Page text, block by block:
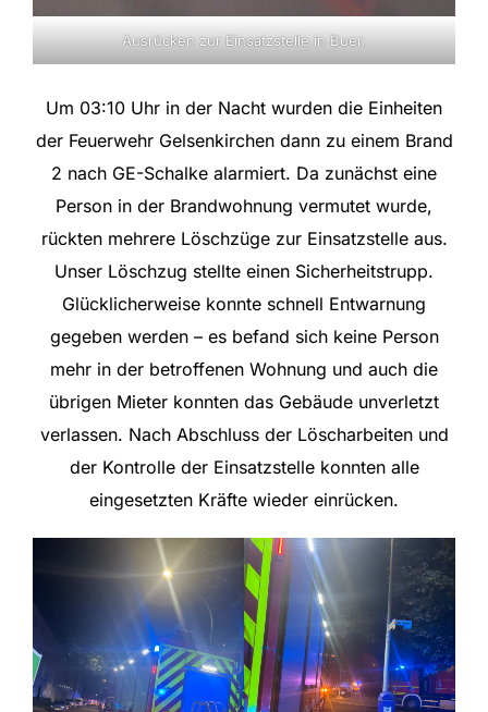
Ausrücken zur Einsatzstelle in Buer.
Um 03:10 Uhr in der Nacht wurden die Einheiten
der Feuerwehr Gelsenkirchen dann zu einem Brand
2 nach GE-Schalke alarmiert. Da zunächst eine
Person in der Brandwohnung vermutet wurde,
rückten mehrere Löschzüge zur Einsatzstelle aus.
Unser Löschzug stellte einen Sicherheitstrupp.
Glücklicherweise konnte schnell Entwarnung
gegeben werden – es befand sich keine Person
mehr in der betroffenen Wohnung und auch die
übrigen Mieter konnten das Gebäude unverletzt
verlassen. Nach Abschluss der Löscharbeiten und
der Kontrolle der Einsatzstelle konnten alle
eingesetzten Kräfte wieder einrücken.